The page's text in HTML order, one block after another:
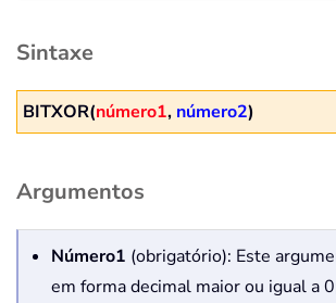
Sintaxe
BITXOR(número1, número2)
Argumentos
Número1 (obrigatório): Este
em forma decimal maior ou igual a